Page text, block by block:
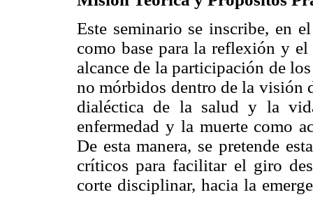
Este seminario se inscribe, en
como base para la reflexión y
alcance de la participación de
no mórbidos dentro de la visión
dialéctica de la salud y la
enfermedad y la muerte como
De esta manera, se pretende
críticos para facilitar el giro
corte disciplinar, hacia la